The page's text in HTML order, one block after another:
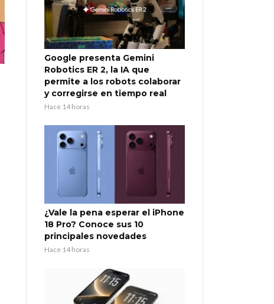
Google presenta Gemini
Robotics ER 2, la IA que
permite a los robots colaborar
y corregirse en tiempo real
Hace 14 horas
¿Vale la pena esperar el iPhone
18 Pro? Conoce sus 10
principales novedades
Hace 14 horas